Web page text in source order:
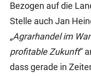
Bezogen auf die
Stelle auch Jan
„Agrarhandel im
profitable Zukunft“
dass gerade in